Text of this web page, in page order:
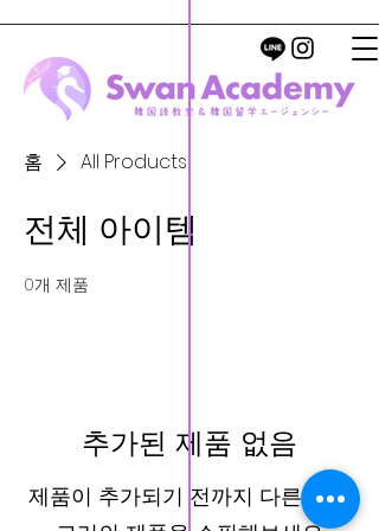
홈 All Products
전체 아이템
0개 제품
추가된 제품 없음
제품이 추가되기 전까지 다른 카테